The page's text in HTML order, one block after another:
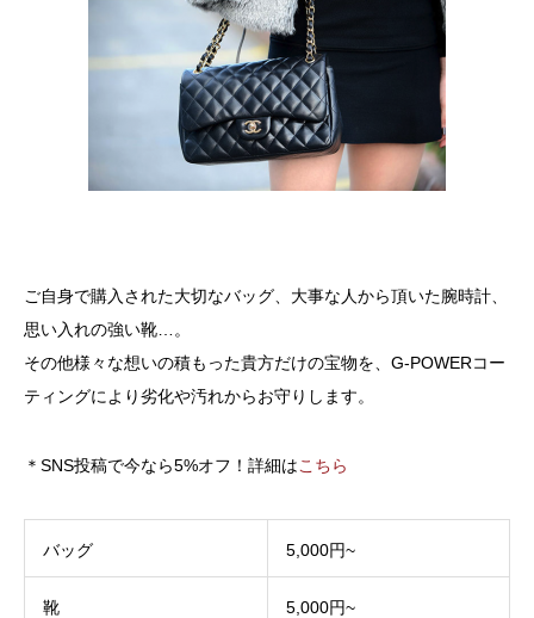
ご自身で購入された大切なバッグ、大事な人から頂いた腕時計、
思い入れの強い靴…。
その他様々な想いの積もった貴方だけの宝物を、G-POWERコー
ティングにより劣化や汚れからお守りします。
＊SNS投稿で今なら5%オフ！詳細はこちら
バッグ 5,000円~
靴 5,000円~